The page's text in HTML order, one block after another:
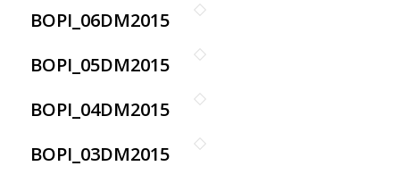
BOPI_06DM2015
BOPI_05DM2015
BOPI_04DM2015
BOPI_03DM2015